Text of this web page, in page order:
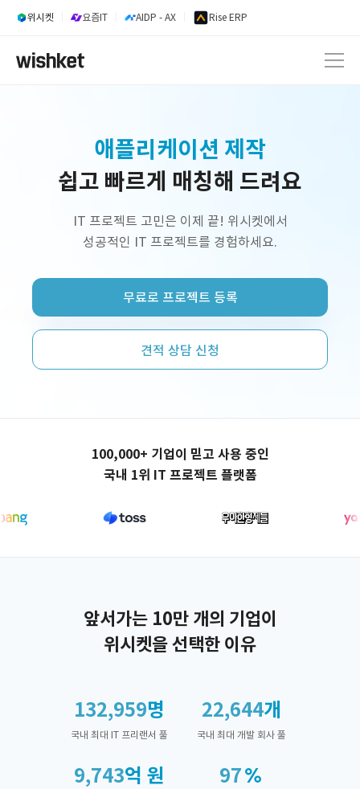
위시켓 요즘IT AIDP - AX Rise ERP
애플리케이션 제작
내부업무시스템 개발
웹 서비스 개발
AI 서비스 개발
정부지원사업 외주 개발
프리랜서 개발자 구인
플랫폼 제작
쇼핑몰 구축
쉽고 빠르게 매칭해 드려요
IT 프로젝트 고민은 이제 끝! 위시켓에서
성공적인 IT 프로젝트를 경험하세요.
무료로 프로젝트 등록
견적 상담 신청
100,000+ 기업이 믿고 사용 중인
국내 1위 IT 프로젝트 플랫폼
앞서가는 10만 개의 기업이
위시켓을 선택한 이유
132,959명
국내 최대 IT 프리랜서 풀
22,644개
국내 최대 개발 회사 풀
9,743억 원 97